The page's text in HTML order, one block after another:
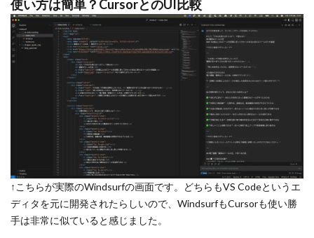
使い方は簡単？CursorとのUI比較
↑こちらが実際のWindsurfの画面です。どちらもVS Codeというエ
ディタを元に開発されたらしいので、WindsurfもCursorも使い勝
手は非常に似ていると感じました。